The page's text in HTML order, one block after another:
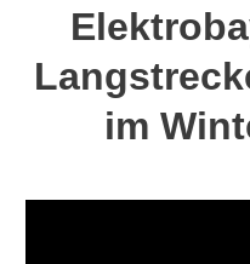
im